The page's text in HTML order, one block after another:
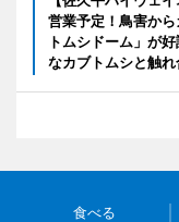
営業予定！鳥害か
トムシドーム」が
なカブトムシと触れ
食べる